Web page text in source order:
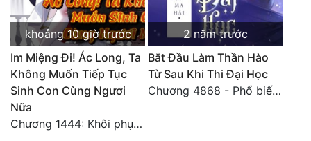
Xây Dựng Thế Lực
Đam Mỹ
Đẹp
Đẹp Hiệp
Tính Cách Nhân Vật :
khoảng 10 giờ trước
Im Miệng Đi! Ác Long, Ta
Không Muốn Tiếp Tục
Sinh Con Cùng Ngươi
Nữa
Chương 1444: Khôi phục quỹ đạo
2 năm trước
Bắt Đầu Làm Thần Hào
Từ Sau Khi Thi Đại Học
Chương 4868 - Phổ biến Hạ Quốc tệ!